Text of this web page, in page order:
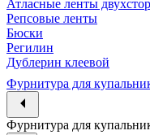
Атласные ленты
Репсовые ленты
Бюски
Регилин
Дублерин клеевой
Фурнитура для
Фурнитура для